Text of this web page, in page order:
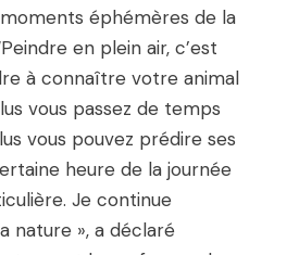
éphémères de la
en plein air, c’est
à connaître votre animal
vous passez de temps
vous pouvez prédire ses
heure de la journée
Je continue
nature », a déclaré